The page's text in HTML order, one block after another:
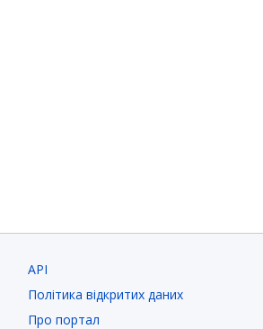
API
Політика відкритих даних
Про портал